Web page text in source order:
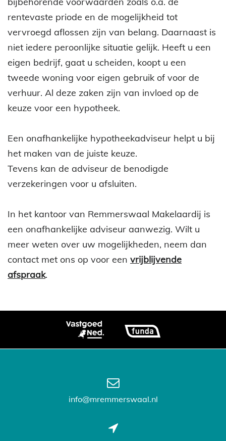
rentevaste priode en de mogelijkheid tot
vervroegd aflossen zijn van belang. Daarnaast is
niet iedere peroonlijke situatie gelijk. Heeft u een
eigen bedrijf, gaat u scheiden, koopt u een
tweede woning voor eigen gebruik of voor de
verhuur. Al deze zaken zijn van invloed op de
keuze voor een hypotheek.
Een onafhankelijke hypotheekadviseur helpt u bij
het maken van de juiste keuze.
Tevens kan de adviseur de benodigde
verzekeringen voor u afsluiten.
In het kantoor van Remmerswaal Makelaardij is
een onafhankelijke adviseur aanwezig. Wilt u
meer weten over uw mogelijkheden, neem dan
contact met ons op voor een vrijblijvende
afspraak.
info@mremmerswaal.nl